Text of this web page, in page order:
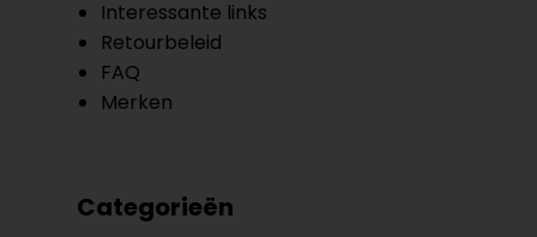
Interessante links
Retourbeleid
FAQ
Merken
Categorieën